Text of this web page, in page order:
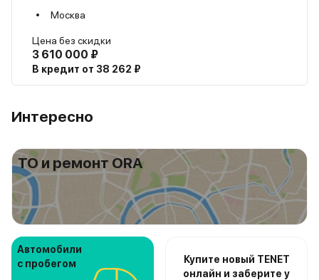
Москва
Цена без скидки
3 610 000 ₽
В кредит от 38 262 ₽
Интересно
ТО и ремонт ORA
Автомобили
с пробегом
Купите новый TENET
онлайн и заберите у